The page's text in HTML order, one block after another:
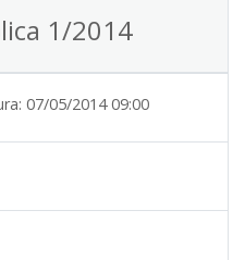
1/2014
07/05/2014 09:00